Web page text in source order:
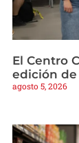
El Centro
edición de
agosto 5, 2026